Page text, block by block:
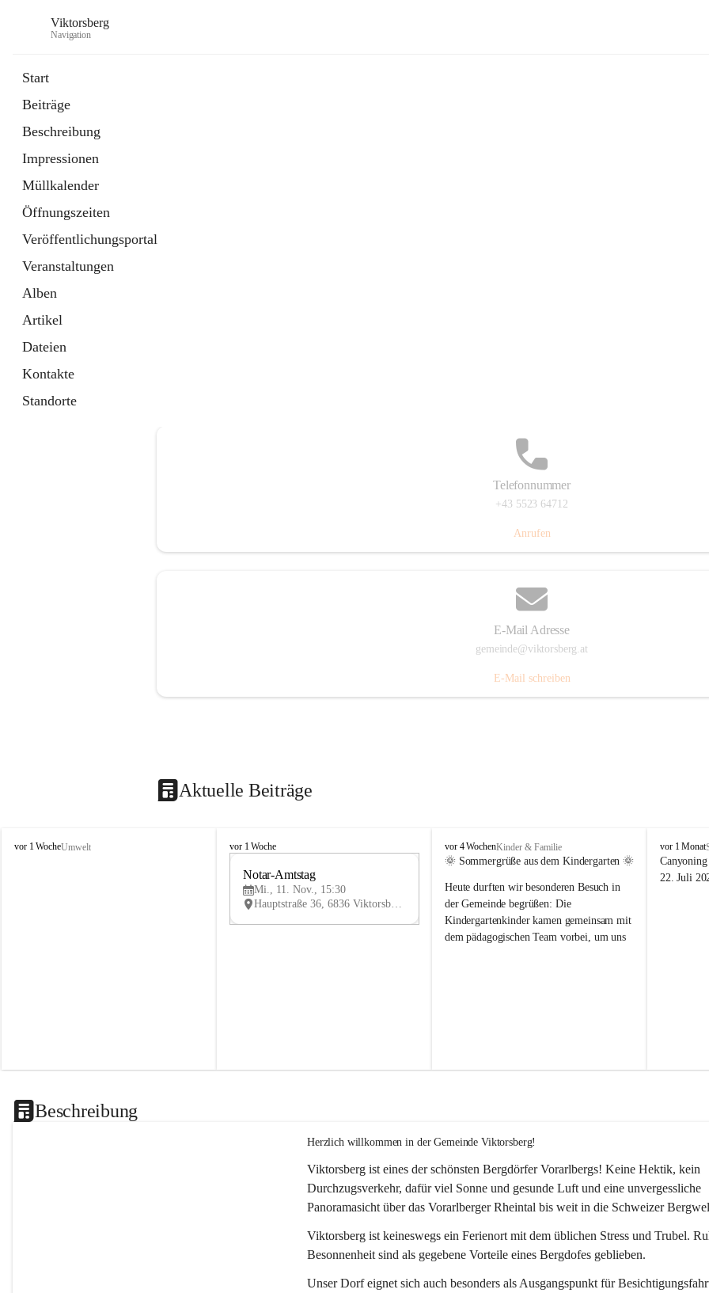
Viktorsberg
Navigation
Start
Beiträge
Beschreibung
Impressionen
Müllkalender
Öffnungszeiten
Veröffentlichungsportal
Veranstaltungen
Alben
Artikel
Dateien
Kontakte
Standorte
Telefonnummer
+43 5523 64712
Anrufen
E-Mail Adresse
gemeinde@viktorsberg.at
E-Mail schreiben
Aktuelle Beiträge
V
vor 1 WocheUmwelt
V
vor 1 Woche
V
Notar-Amtstag
Mi., 11. Nov., 15:30
Hauptstraße 36, 6836 Viktorsberg, AUT
V
i
t
o
r
s
vor 4 WochenKinder & Familie
🌞 Sommergrüße aus dem Kindergarten 🌞
Heute durften wir besonderen Besuch in
der Gemeinde begrüßen: Die
Kindergartenkinder kamen gemeinsam mit
dem pädagogischen Team vorbei, um uns
V
i
k
vor 1 Monat
22. Juli
Beschreibung
Herzlich willkommen in der Gemeinde Viktorsberg!
Viktorsberg ist eines der schönsten Bergdörfer Vorarlbergs! Keine Hektik, kein
Durchzugsverkehr, dafür viel Sonne und gesunde Luft und eine unvergessliche
Panoramasicht über das Vorarlberger Rheintal bis weit in die Schweizer
Viktorsberg ist keineswegs ein Ferienort mit dem üblichen Stress und Trubel.
Besonnenheit sind als gegebene Vorteile eines Bergdofes geblieben.
Unser Dorf eignet sich auch besonders als Ausgangspunkt für